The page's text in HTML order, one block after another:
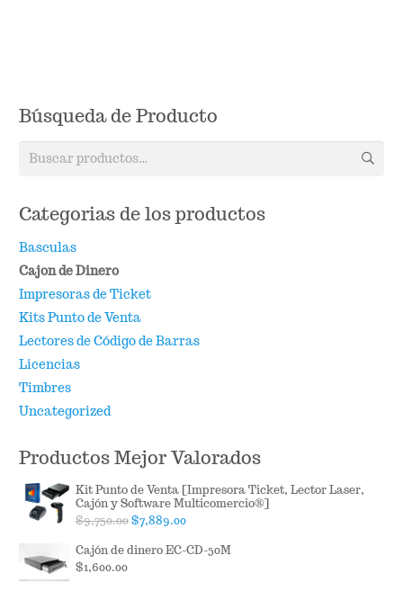
Búsqueda de Producto
Buscar
Categorias de los productos
Basculas
Cajon de Dinero
Impresoras de Ticket
Kits Punto de Venta
Lectores de Código de Barras
Licencias
Timbres
Uncategorized
Productos Mejor Valorados
Kit Punto de Venta [Impresora Ticket, Lector Laser,
Cajón y Software Multicomercio®]
$9,750.00Original
$7,889.00Current
Cajón de dinero EC-CD-50M
$1,600.00